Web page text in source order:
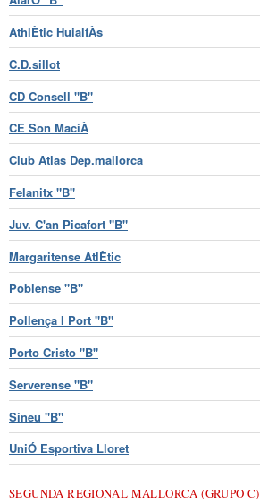
AthlÈtic HuialfÀs
C.D.sillot
CD Consell "B"
CE Son MaciÀ
Club Atlas Dep.mallorca
Felanitx "B"
Juv. C'an Picafort "B"
Margaritense AtlÈtic
Poblense "B"
Pollença I Port "B"
Porto Cristo "B"
Serverense "B"
Sineu "B"
UniÓ Esportiva Lloret
SEGUNDA REGIONAL MALLORCA (GRUPO C)